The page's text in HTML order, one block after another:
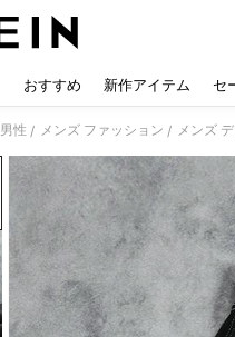
おすすめ 新作アイテム セ
男性 / メンズ ファッション / メンズ